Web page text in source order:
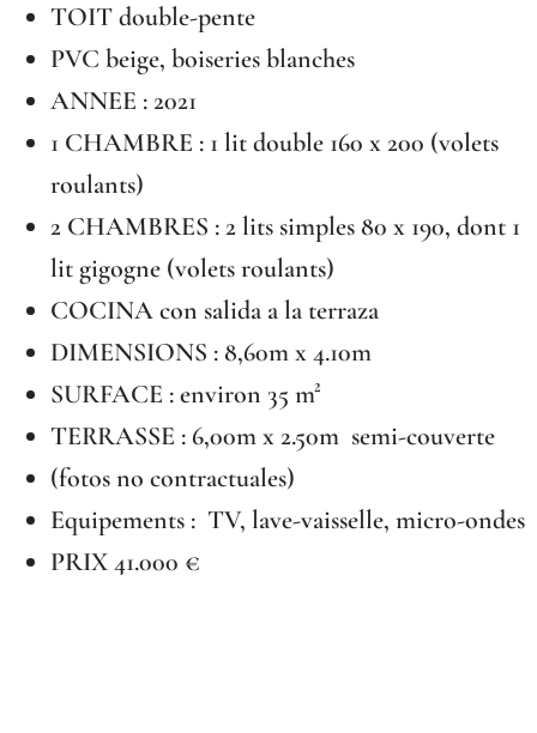
TOIT double-pente
PVC beige, boiseries blanches
ANNEE : 2021
1 CHAMBRE : 1 lit double 160 x 200 (volets
roulants)
2 CHAMBRES : 2 lits simples 80 x 190, dont 1
lit gigogne (volets roulants)
COCINA con salida a la terraza
DIMENSIONS : 8,60m x 4.10m
SURFACE : environ 35 m²
TERRASSE : 6,00m x 2.50m semi-couverte
(fotos no contractuales)
Equipements : TV, lave-vaisselle, micro-ondes
PRIX 41.000 €